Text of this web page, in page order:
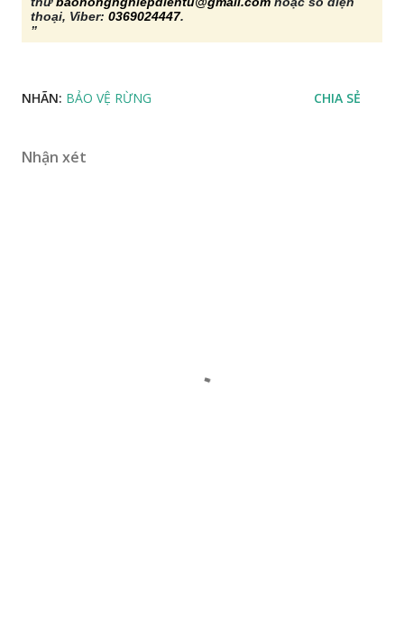
thoại, Viber: 0369024447.
NHÃN: BẢO VỆ RỪNG CHIA SẺ
Nhận xét